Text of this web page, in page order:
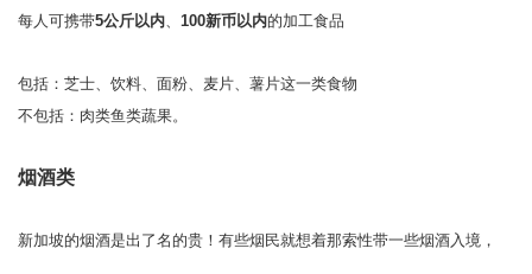
每人可携带5公斤以内、 100新币以内的加工食品
包括：芝士、饮料、面粉、麦片、薯片这一类食物
不包括：肉类鱼类蔬果。
烟酒类
新加坡的烟酒是出了名的贵！有些烟民就想着那索性带一些烟酒入境，